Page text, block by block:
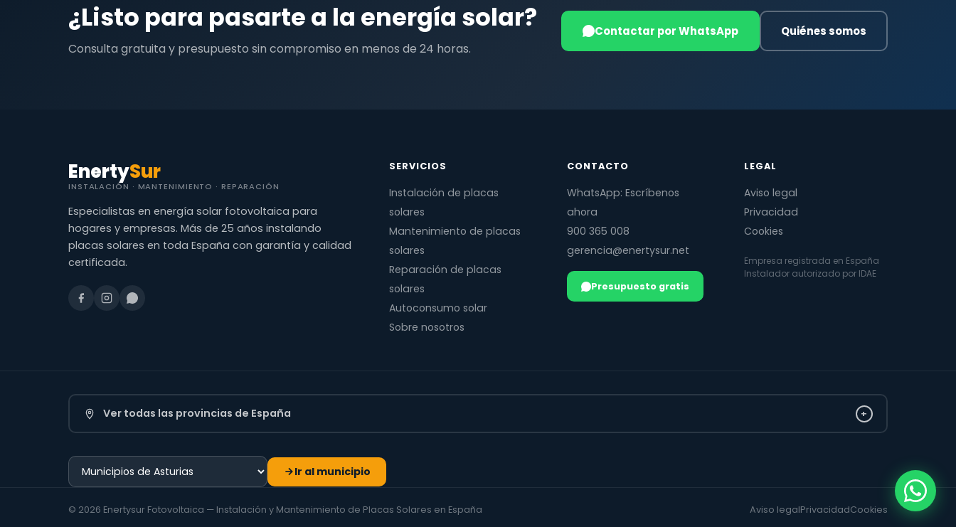
¿Listo para pasarte a la energía solar?
Consulta gratuita y presupuesto sin compromiso en menos de 24 horas.
Contactar por WhatsApp Quiénes somos
EnertySur
INSTALACIÓN · MANTENIMIENTO · REPARACIÓN
Especialistas en energía solar fotovoltaica para
hogares y empresas. Más de 25 años instalando
placas solares en toda España con garantía y calidad
certificada.
SERVICIOS
Instalación de placas
solares
Mantenimiento de placas
solares
Reparación de placas
solares
Autoconsumo solar
Sobre nosotros
CONTACTO
WhatsApp: Escríbenos
ahora
900 365 008
gerencia@enertysur.net
Presupuesto gratis
LEGAL
Aviso legal
Privacidad
Cookies
Empresa registrada en España
Instalador autorizado por IDAE
Ver todas las provincias de España +
Ir al municipio
© 2026 Enertysur Fotovoltaica — Instalación y Mantenimiento de Placas Solares en España Aviso legalPrivacidadCookies